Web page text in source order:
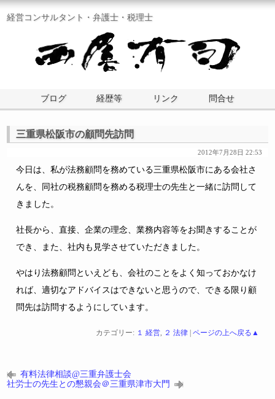
経営コンサルタント・弁護士・税理士
ブログ 経歴等 リンク 問合せ
三重県松阪市の顧問先訪問
2012年7月28日 22:53
今日は、私が法務顧問を務めている三重県松阪市にある会社さ
んを、同社の税務顧問を務める税理士の先生と一緒に訪問して
きました。
社長から、直接、企業の理念、業務内容等をお聞きすることが
でき、また、社内も見学させていただきました。
やはり法務顧問といえども、会社のことをよく知っておかなけ
れば、適切なアドバイスはできないと思うので、できる限り顧
問先は訪問するようにしています。
カテゴリー: １ 経営, ２ 法律| ページの上へ戻る▲
有料法律相談@三重弁護士会
社労士の先生との懇親会＠三重県津市大門